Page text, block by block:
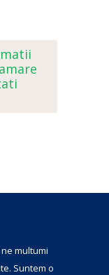
multumi
Suntem o